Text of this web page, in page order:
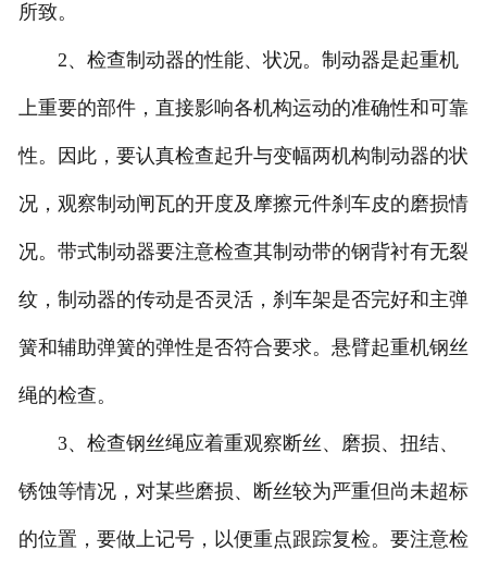
所致。
2、检查制动器的性能、状况。制动器是起重机
上重要的部件，直接影响各机构运动的准确性和可靠
性。因此，要认真检查起升与变幅两机构制动器的状
况，观察制动闸瓦的开度及摩擦元件刹车皮的磨损情
况。带式制动器要注意检查其制动带的钢背衬有无裂
纹，制动器的传动是否灵活，刹车架是否完好和主弹
簧和辅助弹簧的弹性是否符合要求。悬臂起重机钢丝
绳的检查。
3、检查钢丝绳应着重观察断丝、磨损、扭结、
锈蚀等情况，对某些磨损、断丝较为严重但尚未超标
的位置，要做上记号，以便重点跟踪复检。要注意检